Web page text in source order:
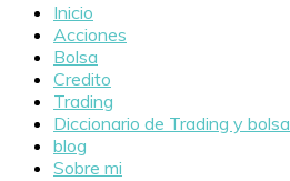
Inicio
Acciones
Bolsa
Credito
Trading
Diccionario de Trading y bolsa
blog
Sobre mi